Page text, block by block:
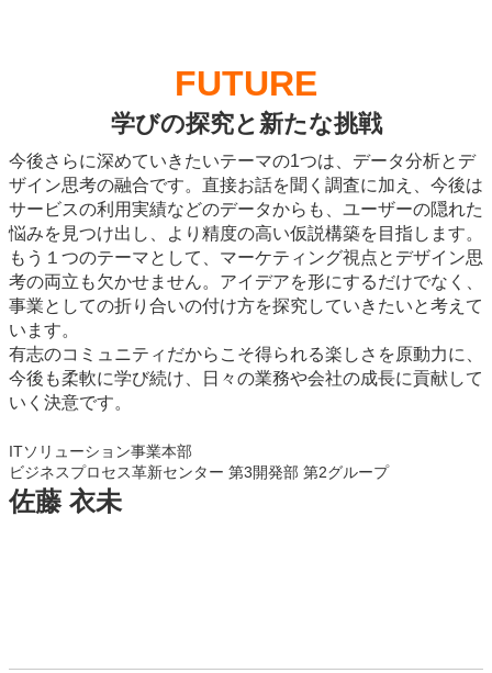
FUTURE
学びの探究と新たな挑戦
今後さらに深めていきたいテーマの1つは、データ分析とデ
ザイン思考の融合です。直接お話を聞く調査に加え、今後は
サービスの利用実績などのデータからも、ユーザーの隠れた
悩みを見つけ出し、より精度の高い仮説構築を目指します。
もう１つのテーマとして、マーケティング視点とデザイン思
考の両立も欠かせません。アイデアを形にするだけでなく、
事業としての折り合いの付け方を探究していきたいと考えて
います。
有志のコミュニティだからこそ得られる楽しさを原動力に、
今後も柔軟に学び続け、日々の業務や会社の成長に貢献して
いく決意です。
ITソリューション事業本部
ビジネスプロセス革新センター 第3開発部 第2グループ
佐藤 衣未